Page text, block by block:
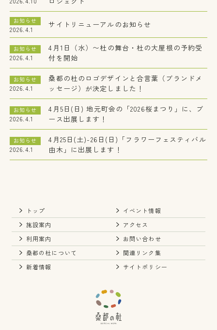
2026.4.1
お知らせ サイトリニューアルのお知らせ
2026.4.1
お知らせ
4月1日（水）〜杜の舞台・杜の大屋根の予約受
付を開始
2026.4.1
お知らせ
桑都の杜のロゴデザインと合言葉（ブランドメ
ッセージ）が決定しました！
2026.4.1
お知らせ
4月5日(日) 地元町会の「2026桜まつり」に、ブ
ース出展します！
2026.4.1
お知らせ
4月25日(土)-26日(日)「フラワーフェスティバル
由木」に出展します！
トップ
施設案内
利用案内
桑都の杜について
新着情報
イベント情報
アクセス
お問い合わせ
関連リンク集
サイトポリシー